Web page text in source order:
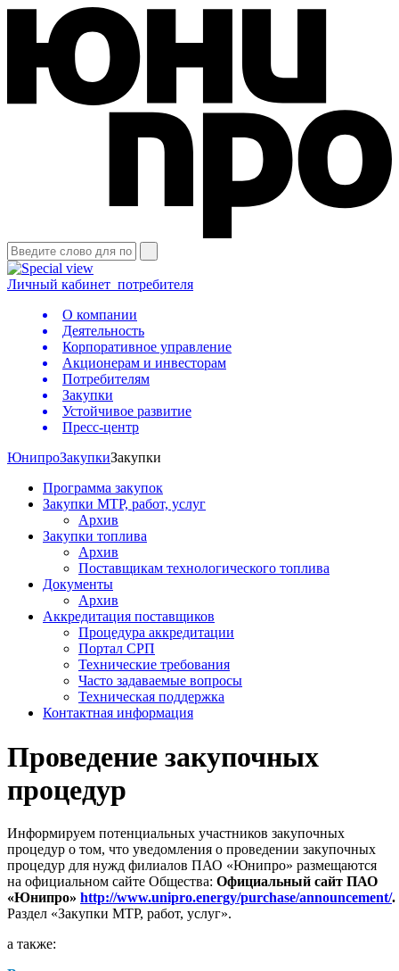
Личный кабинет потребителя
О компании
Деятельность
Корпоративное управление
Акционерам и инвесторам
Потребителям
Закупки
Устойчивое развитие
Пресс-центр
ЮнипроЗакупкиЗакупки
Программа закупок
Закупки МТР, работ, услуг
Архив
Закупки топлива
Архив
Поставщикам технологического топлива
Документы
Архив
Аккредитация поставщиков
Процедура аккредитации
Портал СРП
Технические требования
Часто задаваемые вопросы
Техническая поддержка
Контактная информация
Проведение закупочных
процедур
Информируем потенциальных участников закупочных
процедур о том, что уведомления о проведении закупочных
процедур для нужд филиалов ПАО «Юнипро» размещаются
на официальном сайте Общества: Официальный сайт ПАО
«Юнипро» http://www.unipro.energy/purchase/announcement/.
Раздел «Закупки МТР, работ, услуг».
а также: